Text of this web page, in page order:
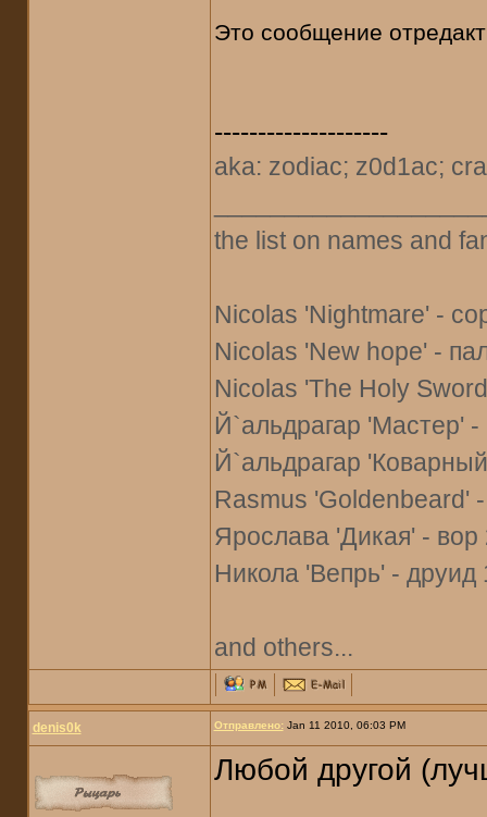
Это сообщение
--------------------
aka: zodiac; z0d1ac;
the list on names and
Nicolas 'Nightmare' -
Nicolas 'New hope' -
Nicolas 'The Holy
Й`альдрагар 'Мастер'
Й`альдрагар
Rasmus 'Goldenbeard'
Ярослава 'Дикая' - вор
Никола 'Вепрь' - друид
and others...
denis0k Отправлено:Jan 11 2010, 06:03 PM
Любой другой